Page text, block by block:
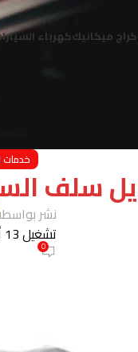
كراج ميكانيككهرباء
خدمات
سلف
نشر
تشغيل 13 أبريل، 2024
0